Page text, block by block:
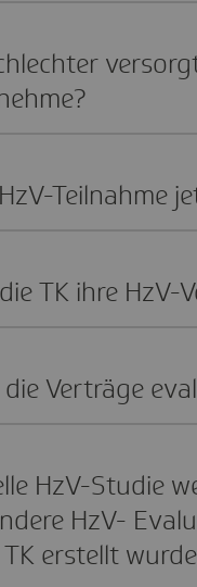
Teil­nahme
TK ihre HzV-
Verträge
HzV-Studie
HzV-
erstellt